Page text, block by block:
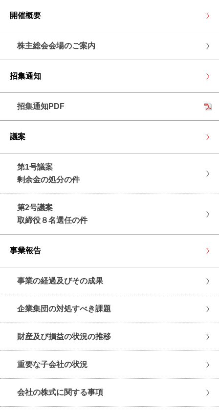
開催概要
株主総会会場のご案内
招集通知
招集通知PDF
議案
第1号議案
剰余金の処分の件
第2号議案
取締役８名選任の件
事業報告
事業の経過及びその成果
企業集団の対処すべき課題
財産及び損益の状況の推移
重要な子会社の状況
会社の株式に関する事項